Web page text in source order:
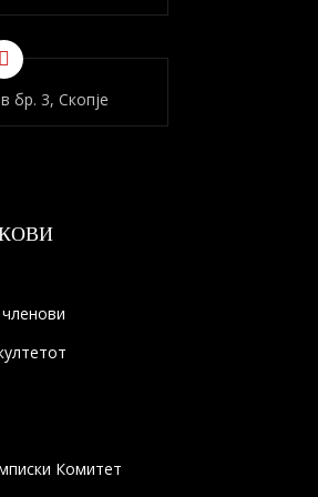
бр. 3, Скопје
членови
Комитет